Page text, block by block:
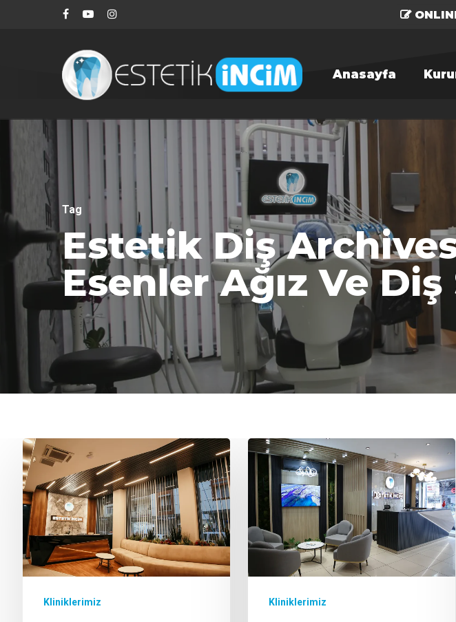
Aramak istediğiniz kelimeyi yazarak ENTER'a basın.
Anasayfa
Tag
Estetik Diş
Esenler Ağız Ve
Kliniklerimiz Kliniklerimiz